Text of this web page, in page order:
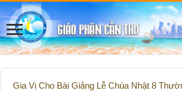
Gia Vị Cho Bài Giảng Lễ Chúa Nhật 8